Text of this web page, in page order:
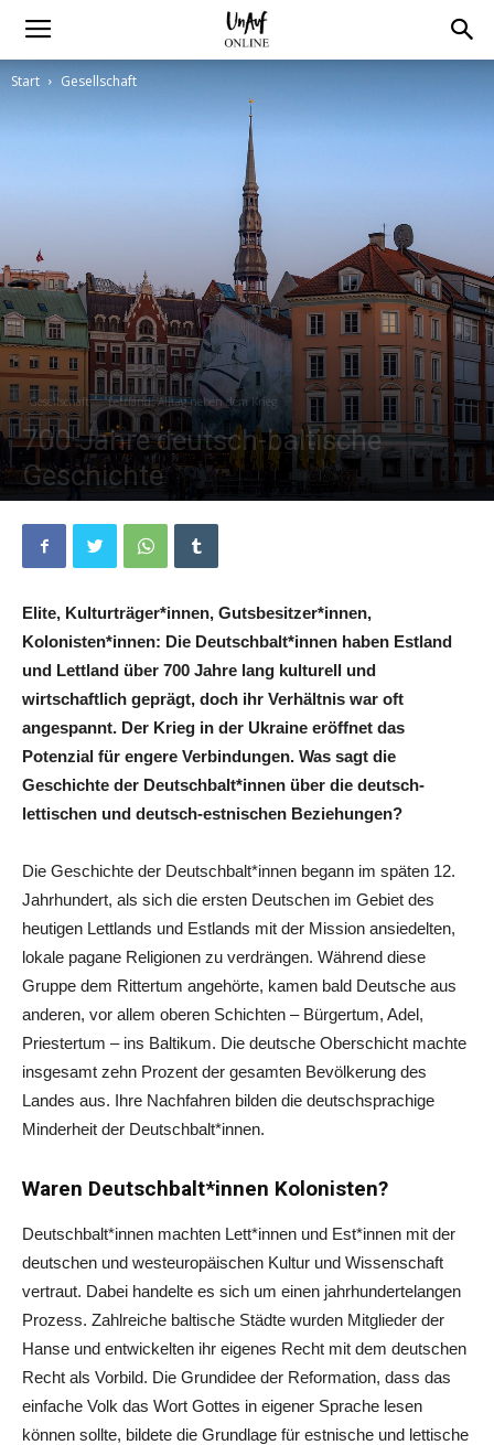
Start Gesellschaft
Gesellschaft Lettland: Alltag neben dem Krieg
700 Jahre deutsch-baltische
Geschichte
Elite, Kulturträger*innen, Gutsbesitzer*innen,
Kolonisten*innen: Die Deutschbalt*innen haben Estland
und Lettland über 700 Jahre lang kulturell und
wirtschaftlich geprägt, doch ihr Verhältnis war oft
angespannt. Der Krieg in der Ukraine eröffnet das
Potenzial für engere Verbindungen. Was sagt die
Geschichte der Deutschbalt*innen über die deutsch-
lettischen und deutsch-estnischen Beziehungen?
Die Geschichte der Deutschbalt*innen begann im späten 12.
Jahrhundert, als sich die ersten Deutschen im Gebiet des
heutigen Lettlands und Estlands mit der Mission ansiedelten,
lokale pagane Religionen zu verdrängen. Während diese
Gruppe dem Rittertum angehörte, kamen bald Deutsche aus
anderen, vor allem oberen Schichten – Bürgertum, Adel,
Priestertum – ins Baltikum. Die deutsche Oberschicht machte
insgesamt zehn Prozent der gesamten Bevölkerung des
Landes aus. Ihre Nachfahren bilden die deutschsprachige
Minderheit der Deutschbalt*innen.
Waren Deutschbalt*innen Kolonisten?
Deutschbalt*innen machten Lett*innen und Est*innen mit der
deutschen und westeuropäischen Kultur und Wissenschaft
vertraut. Dabei handelte es sich um einen jahrhundertelangen
Prozess. Zahlreiche baltische Städte wurden Mitglieder der
Hanse und entwickelten ihr eigenes Recht mit dem deutschen
Recht als Vorbild. Die Grundidee der Reformation, dass das
einfache Volk das Wort Gottes in eigener Sprache lesen
können sollte, bildete die Grundlage für estnische und lettische